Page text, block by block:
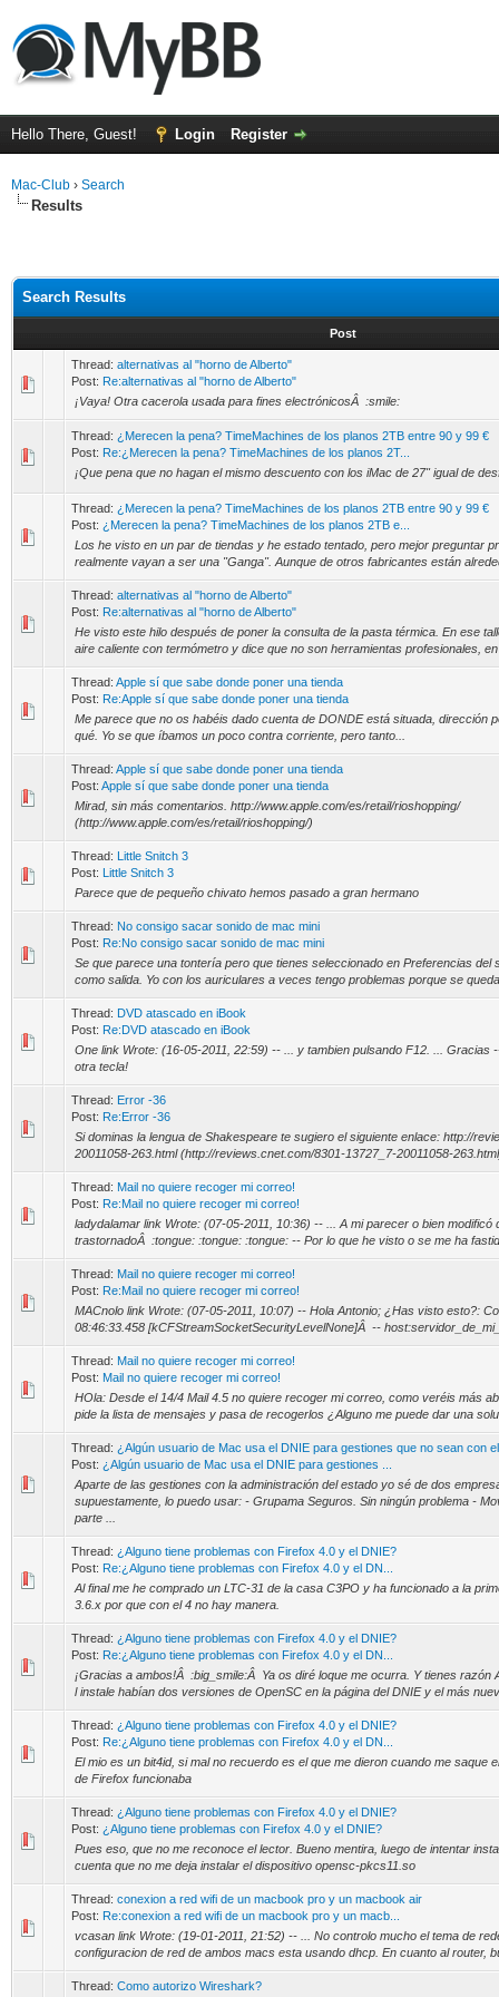
Hello There, Guest! Login Register
Mac-Club › Search
Results
Search Results
Post
Thread: alternativas al "horno de Alberto"
Post: Re:alternativas al "horno de Alberto"
¡Vaya! Otra cacerola usada para fines electrónicosÂ :smile:
Thread: ¿Merecen la pena? TimeMachines de los planos 2TB entre 90 y 99 €
Post: Re:¿Merecen la pena? TimeMachines de los planos 2T...
¡Que pena que no hagan el mismo descuento con los iMac de 27" igual de
Thread: ¿Merecen la pena? TimeMachines de los planos 2TB entre 90 y 99 €
Post: ¿Merecen la pena? TimeMachines de los planos 2TB e...
Los he visto en un par de tiendas y he estado tentado, pero mejor preguntar
realmente vayan a ser una "Ganga". Aunque de otros fabricantes están
Thread: alternativas al "horno de Alberto"
Post: Re:alternativas al "horno de Alberto"
He visto este hilo después de poner la consulta de la pasta térmica. En ese
aire caliente con termómetro y dice que no son herramientas profesionales,
Thread: Apple sí que sabe donde poner una tienda
Post: Re:Apple sí que sabe donde poner una tienda
Me parece que no os habéis dado cuenta de DONDE está situada, dirección
qué. Yo se que íbamos un poco contra corriente, pero tanto...
Thread: Apple sí que sabe donde poner una tienda
Post: Apple sí que sabe donde poner una tienda
Mirad, sin más comentarios. http://www.apple.com/es/retail/rioshopping/
(http://www.apple.com/es/retail/rioshopping/)
Thread: Little Snitch 3
Post: Little Snitch 3
Parece que de pequeño chivato hemos pasado a gran hermano
Thread: No consigo sacar sonido de mac mini
Post: Re:No consigo sacar sonido de mac mini
Se que parece una tontería pero que tienes seleccionado en Preferencias del
como salida. Yo con los auriculares a veces tengo problemas porque se
Thread: DVD atascado en iBook
Post: Re:DVD atascado en iBook
One link Wrote: (16-05-2011, 22:59) -- ... y tambien pulsando F12. ... Gracias
otra tecla!
Thread: Error -36
Post: Re:Error -36
Si dominas la lengua de Shakespeare te sugiero el siguiente enlace: http://
20011058-263.html (http://reviews.cnet.com/8301-13727_7-20011058-
Thread: Mail no quiere recoger mi correo!
Post: Re:Mail no quiere recoger mi correo!
ladydalamar link Wrote: (07-05-2011, 10:36) -- ... A mi parecer o bien modificó
trastornadoÂ :tongue: :tongue: :tongue: -- Por lo que he visto o se me ha
Thread: Mail no quiere recoger mi correo!
Post: Re:Mail no quiere recoger mi correo!
MACnolo link Wrote: (07-05-2011, 10:07) -- Hola Antonio; ¿Has visto esto?:
08:46:33.458 [kCFStreamSocketSecurityLevelNone]Â --
Thread: Mail no quiere recoger mi correo!
Post: Mail no quiere recoger mi correo!
HOla: Desde el 14/4 Mail 4.5 no quiere recoger mi correo, como veréis más
pide la lista de mensajes y pasa de recogerlos ¿Alguno me puede dar una
Thread: ¿Algún usuario de Mac usa el DNIE para gestiones que no sean con
Post: ¿Algún usuario de Mac usa el DNIE para gestiones ...
Aparte de las gestiones con la administración del estado yo sé de dos
supuestamente, lo puedo usar: - Grupama Seguros. Sin ningún problema -
parte ...
Thread: ¿Alguno tiene problemas con Firefox 4.0 y el DNIE?
Post: Re:¿Alguno tiene problemas con Firefox 4.0 y el DN...
Al final me he comprado un LTC-31 de la casa C3PO y ha funcionado a la
3.6.x por que con el 4 no hay manera.
Thread: ¿Alguno tiene problemas con Firefox 4.0 y el DNIE?
Post: Re:¿Alguno tiene problemas con Firefox 4.0 y el DN...
¡Gracias a ambos!Â :big_smile:Â Ya os diré loque me ocurra. Y tienes razón
l instale habían dos versiones de OpenSC en la página del DNIE y el más
Thread: ¿Alguno tiene problemas con Firefox 4.0 y el DNIE?
Post: Re:¿Alguno tiene problemas con Firefox 4.0 y el DN...
El mio es un bit4id, si mal no recuerdo es el que me dieron cuando me saque
de Firefox funcionaba
Thread: ¿Alguno tiene problemas con Firefox 4.0 y el DNIE?
Post: ¿Alguno tiene problemas con Firefox 4.0 y el DNIE?
Pues eso, que no me reconoce el lector. Bueno mentira, luego de intentar
cuenta que no me deja instalar el dispositivo opensc-pkcs11.so
Thread: conexion a red wifi de un macbook pro y un macbook air
Post: Re:conexion a red wifi de un macbook pro y un macb...
vcasan link Wrote: (19-01-2011, 21:52) -- ... No controlo mucho el tema de
configuracion de red de ambos macs esta usando dhcp. En cuanto al router,
Thread: Como autorizo Wireshark?